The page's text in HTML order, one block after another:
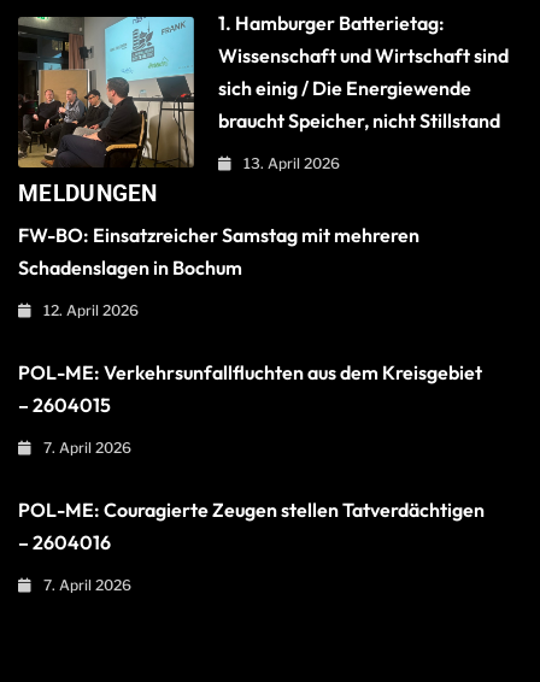
1. Hamburger Batterietag:
Wissenschaft und Wirtschaft sind
sich einig / Die Energiewende
braucht Speicher, nicht Stillstand
13. April 2026
MELDUNGEN
FW-BO: Einsatzreicher Samstag mit mehreren
Schadenslagen in Bochum
12. April 2026
POL-ME: Verkehrsunfallfluchten aus dem Kreisgebiet
– 2604015
7. April 2026
POL-ME: Couragierte Zeugen stellen Tatverdächtigen
– 2604016
7. April 2026